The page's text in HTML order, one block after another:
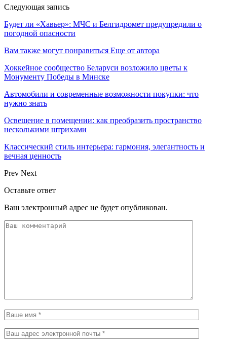
Следующая запись
Будет ли «Хавьер»: МЧС и Белгидромет предупредили о
погодной опасности
Вам также могут понравиться Еще от автора
Хоккейное сообщество Беларуси возложило цветы к
Монументу Победы в Минске
Автомобили и современные возможности покупки: что
нужно знать
Освещение в помещении: как преобразить пространство
несколькими штрихами
Классический стиль интерьера: гармония, элегантность и
вечная ценность
Prev Next
Оставьте ответ
Ваш электронный адрес не будет опубликован.